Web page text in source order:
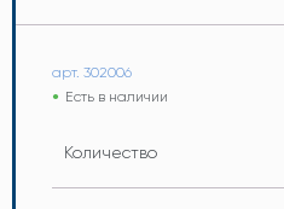
арт. 302006
Есть в наличии
Количество